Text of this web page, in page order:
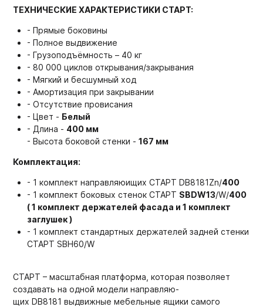
ТЕХНИЧЕСКИЕ ХАРАКТЕРИСТИКИ СТАРТ:
- Прямые боковины
- Полное выдвижение
- Грузоподъёмность – 40 кг
- 80 000 циклов открывания/закрывания
- Мягкий и бесшумный ход
- Амортизация при закрывании
- Отсутствие провисания
- Цвет - Белый
- Длина - 400 мм
- Высота боковой стенки -167 мм
Комплектация:
- 1 комплект направляюищих СТАРТ DB8181Zn/400
- 1 комплект боковых стенок СТАРТ SBDW13/W/400
( 1 комплект держателей фасада и 1 комплект
заглушек )
- 1 комплект стандартных держателей задней стенки
СТАРТ SBH60/W
СТАРТ – масштабная платформа, которая позволяет
создавать на одной модели направляю-
щих DB8181 выдвижные мебельные ящики самого